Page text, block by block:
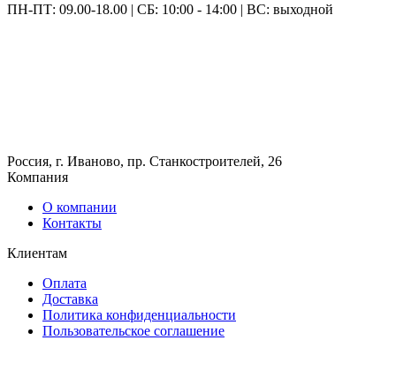
ПН-ПТ: 09.00-18.00 | СБ: 10:00 - 14:00 | ВС: выходной
Россия, г. Иваново, пр. Станкостроителей, 26
Компания
О компании
Контакты
Клиентам
Оплата
Доставка
Политика конфиденциальности
Пользовательское соглашение